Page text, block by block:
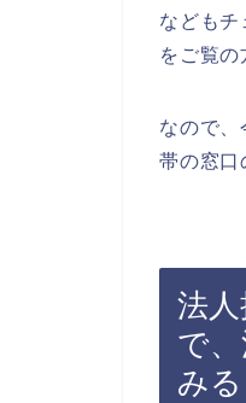
なども
をご覧
なので
帯の窓口
法
で
み